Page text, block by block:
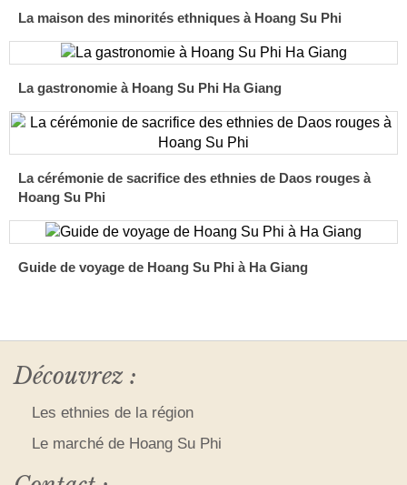
La maison des minorités ethniques à Hoang Su Phi
La gastronomie à Hoang Su Phi Ha Giang
La cérémonie de sacrifice des ethnies de Daos rouges à
Hoang Su Phi
Guide de voyage de Hoang Su Phi à Ha Giang
Découvrez :
Les ethnies de la région
Le marché de Hoang Su Phi